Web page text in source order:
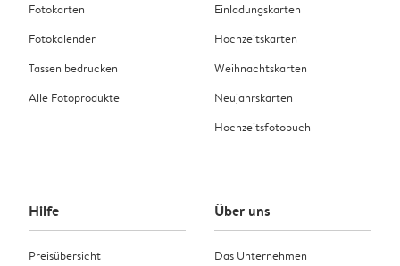
Fotokarten
Fotokalender
Tassen bedrucken
Alle Fotoprodukte
Einladungskarten
Hochzeitskarten
Weihnachtskarten
Neujahrskarten
Hochzeitsfotobuch
Hilfe
Preisübersicht
Über uns
Das Unternehmen